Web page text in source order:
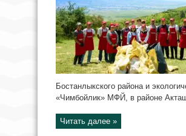
Бостанлыкского района и
«Чимбойлик» МФЙ, в районе
Читать далее »